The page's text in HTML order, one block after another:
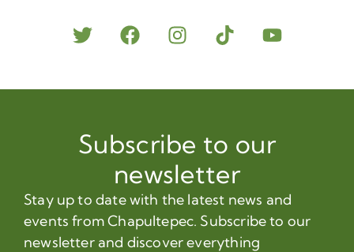
Subscribe to our
newsletter
Stay up to date with the latest news and
events from Chapultepec. Subscribe to our
newsletter and discover everything